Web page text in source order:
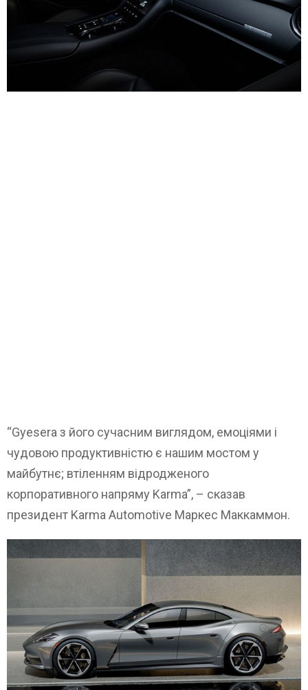
“Gyesera з його сучасним виглядом, емоціями і
чудовою продуктивністю є нашим мостом у
майбутнє; втіленням відродженого
корпоративного напряму Karma”, – сказав
президент Karma Automotive Маркес Маккаммон.